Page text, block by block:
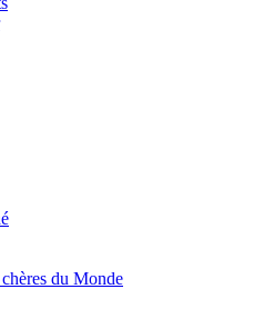
du Monde